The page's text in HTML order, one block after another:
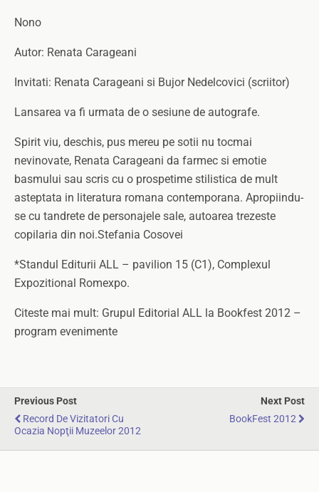
Nono
Autor: Renata Carageani
Invitati: Renata Carageani si Bujor Nedelcovici (scriitor)
Lansarea va fi urmata de o sesiune de autografe.
Spirit viu, deschis, pus mereu pe sotii nu tocmai
nevinovate, Renata Carageani da farmec si emotie
basmului sau scris cu o prospetime stilistica de mult
asteptata in literatura romana contemporana. Apropiindu-
se cu tandrete de personajele sale, autoarea trezeste
copilaria din noi.Stefania Cosovei
*Standul Editurii ALL – pavilion 15 (C1), Complexul
Expozitional Romexpo.
Citeste mai mult: Grupul Editorial ALL la Bookfest 2012 –
program evenimente
Previous Post
Record De Vizitatori Cu
Ocazia Nopţii Muzeelor 2012
Next Post
BookFest 2012